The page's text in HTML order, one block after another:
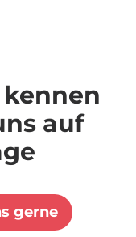
kennen
auf
gerne